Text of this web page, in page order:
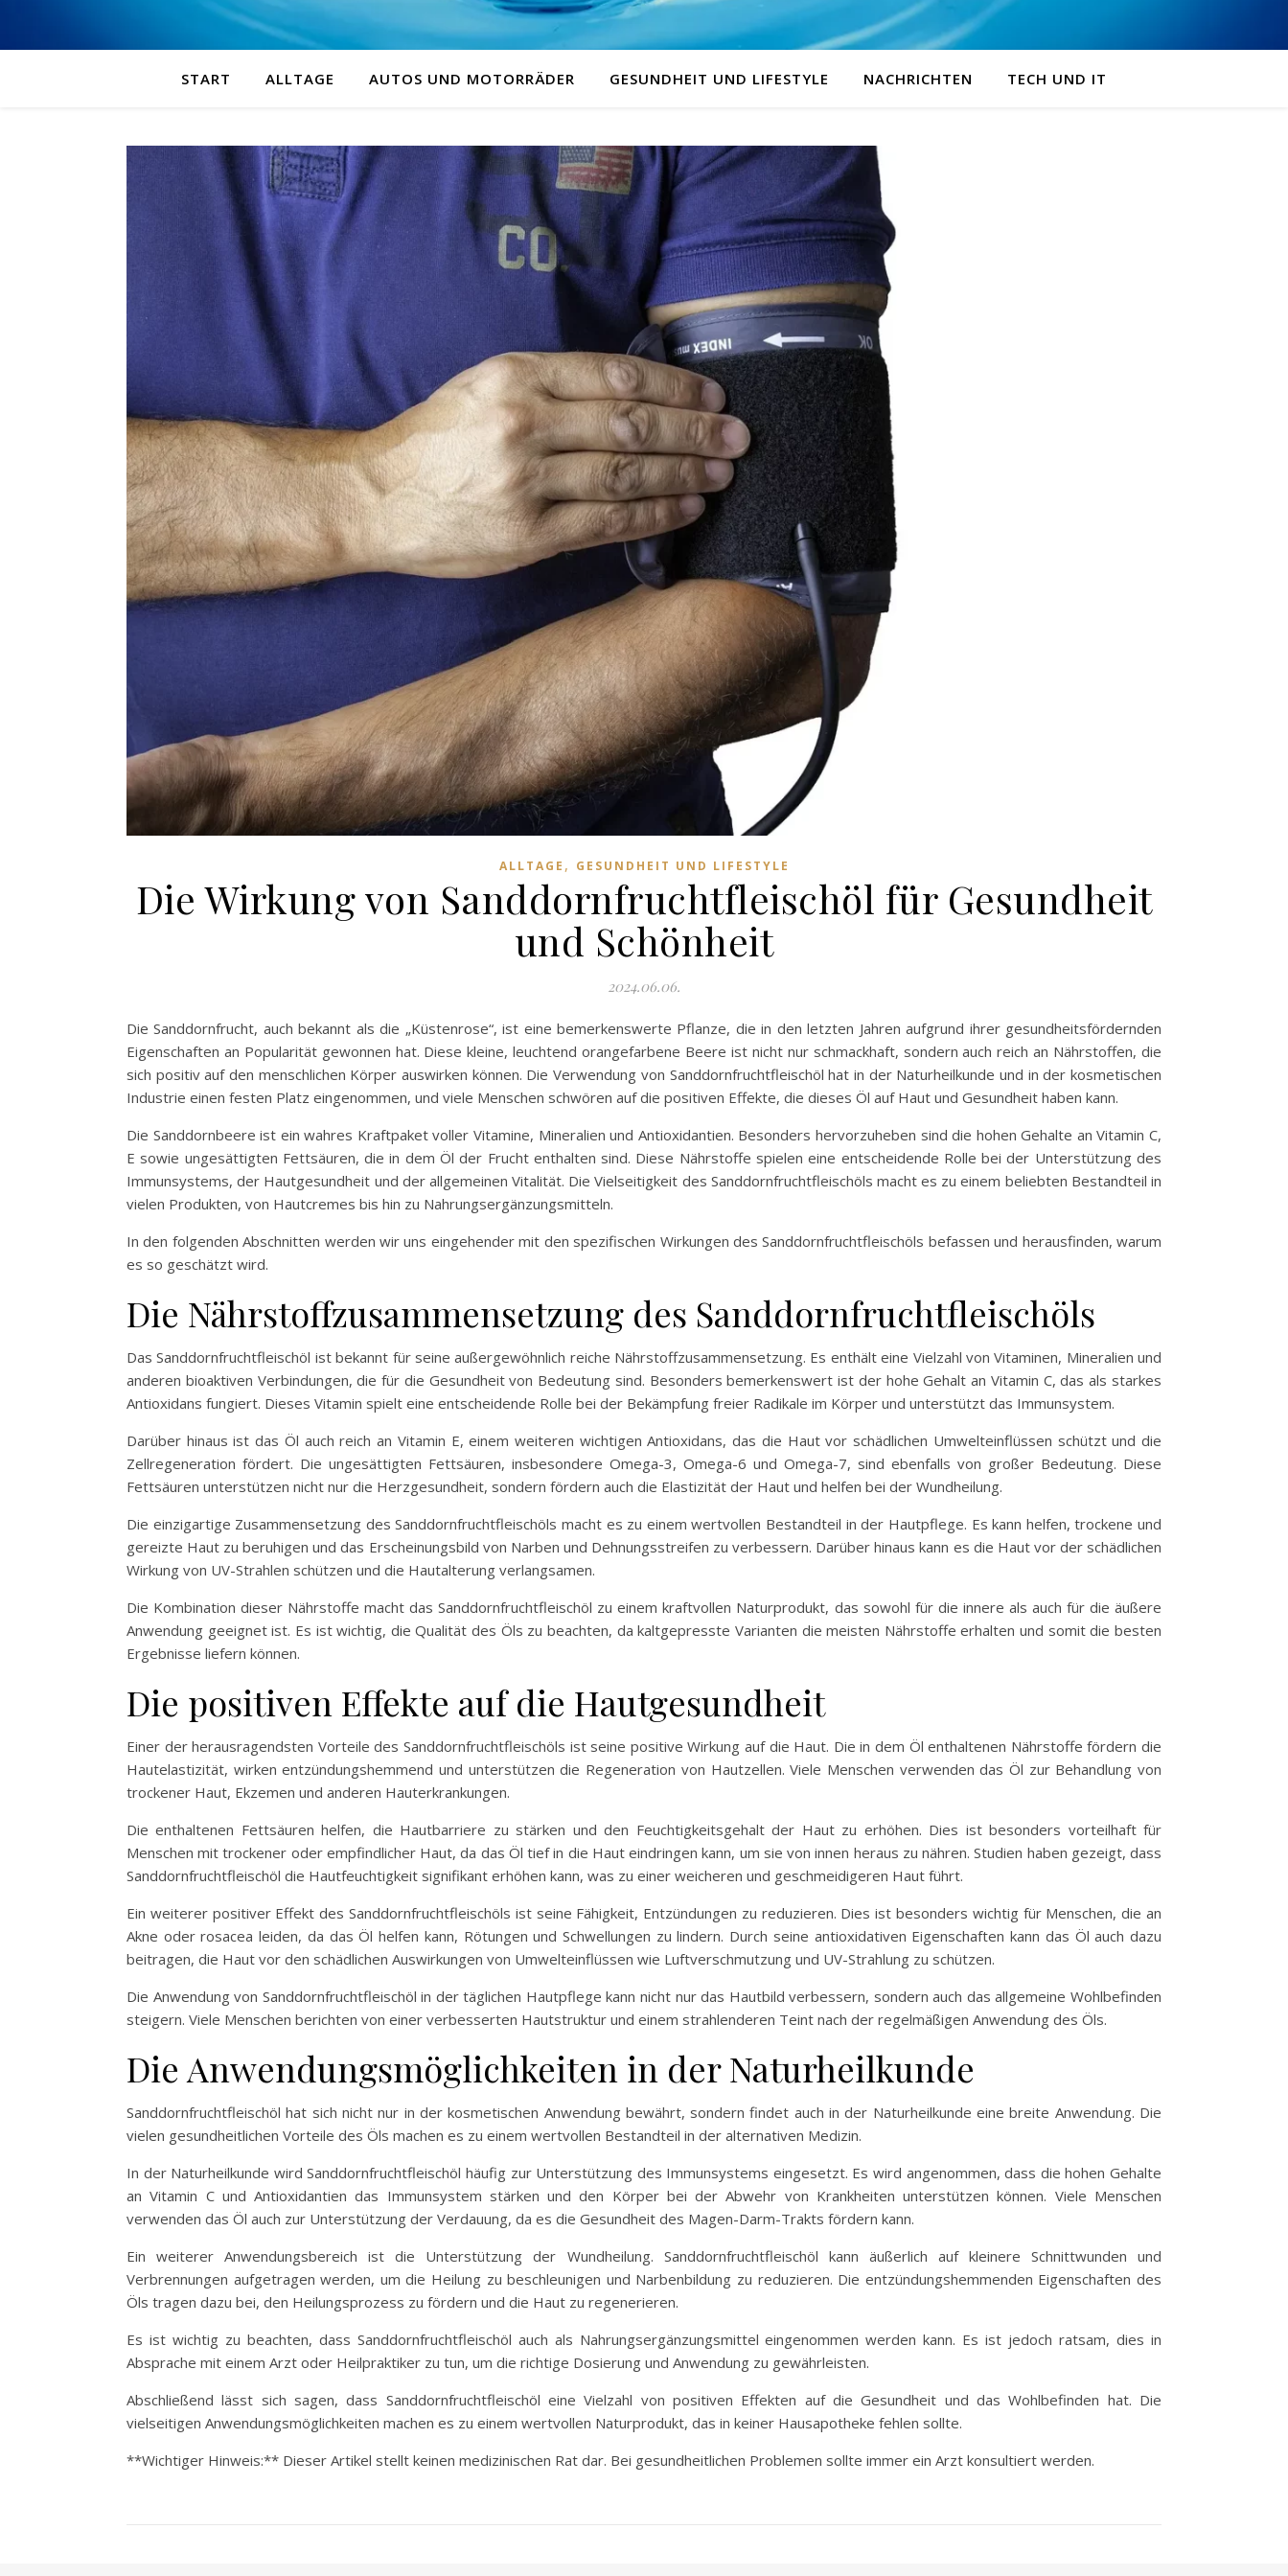
START ALLTAGE AUTOS UND MOTORRÄDER GESUNDHEIT UND LIFESTYLE NACHRICHTEN TECH UND IT
ALLTAGE , GESUNDHEIT UND LIFESTYLE
Die Wirkung von Sanddornfruchtfleischöl für Gesundheit
und Schönheit
2024.06.06.
Die Sanddornfrucht, auch bekannt als die „Küstenrose“, ist eine bemerkenswerte Pflanze, die in den letzten Jahren aufgrund ihrer gesundheitsfördernden
Eigenschaften an Popularität gewonnen hat. Diese kleine, leuchtend orangefarbene Beere ist nicht nur schmackhaft, sondern auch reich an Nährstoffen, die
sich positiv auf den menschlichen Körper auswirken können. Die Verwendung von Sanddornfruchtfleischöl hat in der Naturheilkunde und in der kosmetischen
Industrie einen festen Platz eingenommen, und viele Menschen schwören auf die positiven Effekte, die dieses Öl auf Haut und Gesundheit haben kann.
Die Sanddornbeere ist ein wahres Kraftpaket voller Vitamine, Mineralien und Antioxidantien. Besonders hervorzuheben sind die hohen Gehalte an Vitamin C,
E sowie ungesättigten Fettsäuren, die in dem Öl der Frucht enthalten sind. Diese Nährstoffe spielen eine entscheidende Rolle bei der Unterstützung des
Immunsystems, der Hautgesundheit und der allgemeinen Vitalität. Die Vielseitigkeit des Sanddornfruchtfleischöls macht es zu einem beliebten Bestandteil in
vielen Produkten, von Hautcremes bis hin zu Nahrungsergänzungsmitteln.
In den folgenden Abschnitten werden wir uns eingehender mit den spezifischen Wirkungen des Sanddornfruchtfleischöls befassen und herausfinden, warum
es so geschätzt wird.
Die Nährstoffzusammensetzung des Sanddornfruchtfleischöls
Das Sanddornfruchtfleischöl ist bekannt für seine außergewöhnlich reiche Nährstoffzusammensetzung. Es enthält eine Vielzahl von Vitaminen, Mineralien und
anderen bioaktiven Verbindungen, die für die Gesundheit von Bedeutung sind. Besonders bemerkenswert ist der hohe Gehalt an Vitamin C, das als starkes
Antioxidans fungiert. Dieses Vitamin spielt eine entscheidende Rolle bei der Bekämpfung freier Radikale im Körper und unterstützt das Immunsystem.
Darüber hinaus ist das Öl auch reich an Vitamin E, einem weiteren wichtigen Antioxidans, das die Haut vor schädlichen Umwelteinflüssen schützt und die
Zellregeneration fördert. Die ungesättigten Fettsäuren, insbesondere Omega-3, Omega-6 und Omega-7, sind ebenfalls von großer Bedeutung. Diese
Fettsäuren unterstützen nicht nur die Herzgesundheit, sondern fördern auch die Elastizität der Haut und helfen bei der Wundheilung.
Die einzigartige Zusammensetzung des Sanddornfruchtfleischöls macht es zu einem wertvollen Bestandteil in der Hautpflege. Es kann helfen, trockene und
gereizte Haut zu beruhigen und das Erscheinungsbild von Narben und Dehnungsstreifen zu verbessern. Darüber hinaus kann es die Haut vor der schädlichen
Wirkung von UV-Strahlen schützen und die Hautalterung verlangsamen.
Die Kombination dieser Nährstoffe macht das Sanddornfruchtfleischöl zu einem kraftvollen Naturprodukt, das sowohl für die innere als auch für die äußere
Anwendung geeignet ist. Es ist wichtig, die Qualität des Öls zu beachten, da kaltgepresste Varianten die meisten Nährstoffe erhalten und somit die besten
Ergebnisse liefern können.
Die positiven Effekte auf die Hautgesundheit
Einer der herausragendsten Vorteile des Sanddornfruchtfleischöls ist seine positive Wirkung auf die Haut. Die in dem Öl enthaltenen Nährstoffe fördern die
Hautelastizität, wirken entzündungshemmend und unterstützen die Regeneration von Hautzellen. Viele Menschen verwenden das Öl zur Behandlung von
trockener Haut, Ekzemen und anderen Hauterkrankungen.
Die enthaltenen Fettsäuren helfen, die Hautbarriere zu stärken und den Feuchtigkeitsgehalt der Haut zu erhöhen. Dies ist besonders vorteilhaft für
Menschen mit trockener oder empfindlicher Haut, da das Öl tief in die Haut eindringen kann, um sie von innen heraus zu nähren. Studien haben gezeigt, dass
Sanddornfruchtfleischöl die Hautfeuchtigkeit signifikant erhöhen kann, was zu einer weicheren und geschmeidigeren Haut führt.
Ein weiterer positiver Effekt des Sanddornfruchtfleischöls ist seine Fähigkeit, Entzündungen zu reduzieren. Dies ist besonders wichtig für Menschen, die an
Akne oder rosacea leiden, da das Öl helfen kann, Rötungen und Schwellungen zu lindern. Durch seine antioxidativen Eigenschaften kann das Öl auch dazu
beitragen, die Haut vor den schädlichen Auswirkungen von Umwelteinflüssen wie Luftverschmutzung und UV-Strahlung zu schützen.
Die Anwendung von Sanddornfruchtfleischöl in der täglichen Hautpflege kann nicht nur das Hautbild verbessern, sondern auch das allgemeine Wohlbefinden
steigern. Viele Menschen berichten von einer verbesserten Hautstruktur und einem strahlenderen Teint nach der regelmäßigen Anwendung des Öls.
Die Anwendungsmöglichkeiten in der Naturheilkunde
Sanddornfruchtfleischöl hat sich nicht nur in der kosmetischen Anwendung bewährt, sondern findet auch in der Naturheilkunde eine breite Anwendung. Die
vielen gesundheitlichen Vorteile des Öls machen es zu einem wertvollen Bestandteil in der alternativen Medizin.
In der Naturheilkunde wird Sanddornfruchtfleischöl häufig zur Unterstützung des Immunsystems eingesetzt. Es wird angenommen, dass die hohen Gehalte
an Vitamin C und Antioxidantien das Immunsystem stärken und den Körper bei der Abwehr von Krankheiten unterstützen können. Viele Menschen
verwenden das Öl auch zur Unterstützung der Verdauung, da es die Gesundheit des Magen-Darm-Trakts fördern kann.
Ein weiterer Anwendungsbereich ist die Unterstützung der Wundheilung. Sanddornfruchtfleischöl kann äußerlich auf kleinere Schnittwunden und
Verbrennungen aufgetragen werden, um die Heilung zu beschleunigen und Narbenbildung zu reduzieren. Die entzündungshemmenden Eigenschaften des
Öls tragen dazu bei, den Heilungsprozess zu fördern und die Haut zu regenerieren.
Es ist wichtig zu beachten, dass Sanddornfruchtfleischöl auch als Nahrungsergänzungsmittel eingenommen werden kann. Es ist jedoch ratsam, dies in
Absprache mit einem Arzt oder Heilpraktiker zu tun, um die richtige Dosierung und Anwendung zu gewährleisten.
Abschließend lässt sich sagen, dass Sanddornfruchtfleischöl eine Vielzahl von positiven Effekten auf die Gesundheit und das Wohlbefinden hat. Die
vielseitigen Anwendungsmöglichkeiten machen es zu einem wertvollen Naturprodukt, das in keiner Hausapotheke fehlen sollte.
**Wichtiger Hinweis:** Dieser Artikel stellt keinen medizinischen Rat dar. Bei gesundheitlichen Problemen sollte immer ein Arzt konsultiert werden.